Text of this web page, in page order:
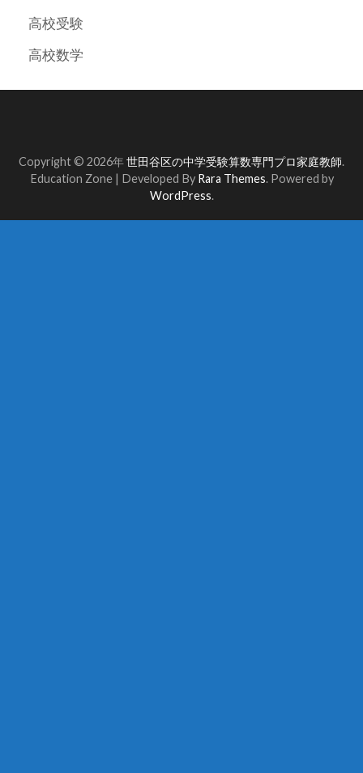
高校受験
高校数学
Copyright © 2026年世田谷区の中学受験算数専門プロ家庭教師.
Education Zone | Developed By Rara Themes. Powered by
WordPress.